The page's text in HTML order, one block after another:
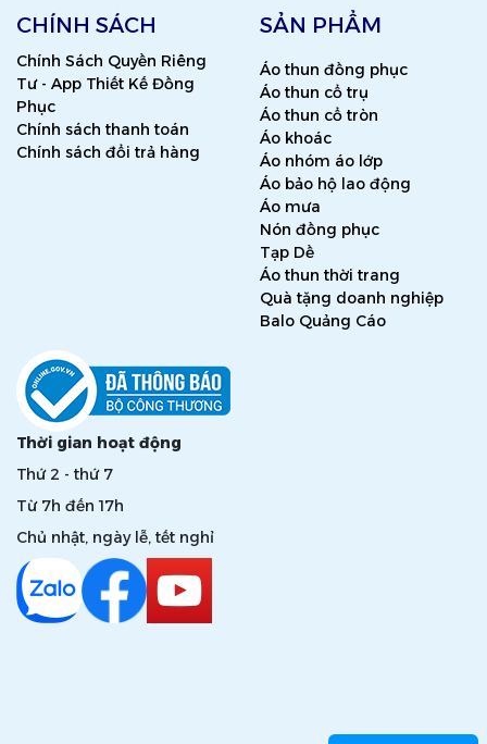
CHÍNH SÁCH
Chính Sách Quyền Riêng
Tư - App Thiết Kế Đồng
Phục
Chính sách thanh toán
Chính sách đổi trả hàng
SẢN PHẨM
Áo thun đồng phục
Áo thun cổ trụ
Áo thun cổ tròn
Áo khoác
Áo nhóm áo lớp
Áo bảo hộ lao động
Áo mưa
Nón đồng phục
Tạp Dề
Áo thun thời trang
Quà tặng doanh nghiệp
Balo Quảng Cáo
Thời gian hoạt động
Thứ 2 - thứ 7
Từ 7h đến 17h
Chủ nhật, ngày lễ, tết nghỉ